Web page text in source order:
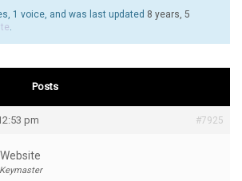
1 voice, and was last updated 8 years, 5
.
Posts
pm #7925
Website
Keymaster